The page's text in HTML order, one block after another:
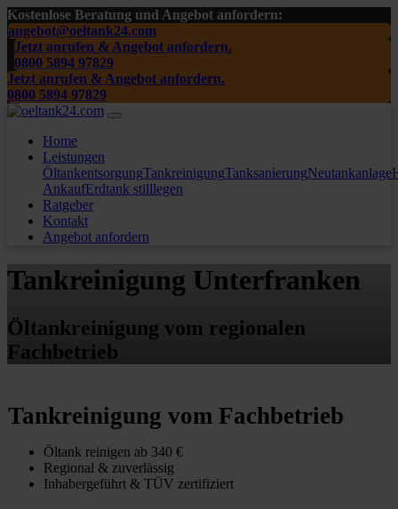
Kostenlose Beratung und Angebot anfordern:
angebot@oeltank24.com
Jetzt anrufen & Angebot anfordern.
0800 5894 97829
Jetzt anrufen & Angebot anfordern.
0800 5894 97829
Home
Leistungen
ÖltankentsorgungTankreinigungTanksanierungNeutankanlage
AnkaufErdtank stilllegen
Ratgeber
Kontakt
Angebot anfordern
Tankreinigung Unterfranken
Öltankreinigung vom regionalen
Fachbetrieb
Tankreinigung vom Fachbetrieb
Öltank reinigen ab 340 €
Regional & zuverlässig
Inhabergeführt & TÜV zertifiziert